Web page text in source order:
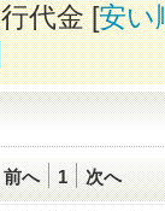
代金 [安い
前へ 1 次へ